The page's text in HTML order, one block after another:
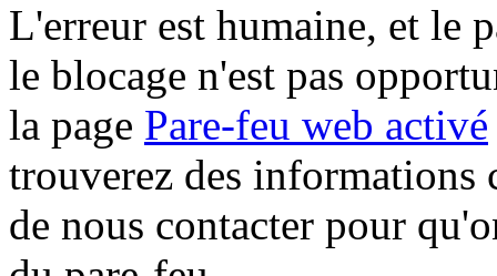
L'erreur est humaine, et le
le blocage n'est pas
la page Pare-feu web activé
trouverez des informations
de nous contacter pour